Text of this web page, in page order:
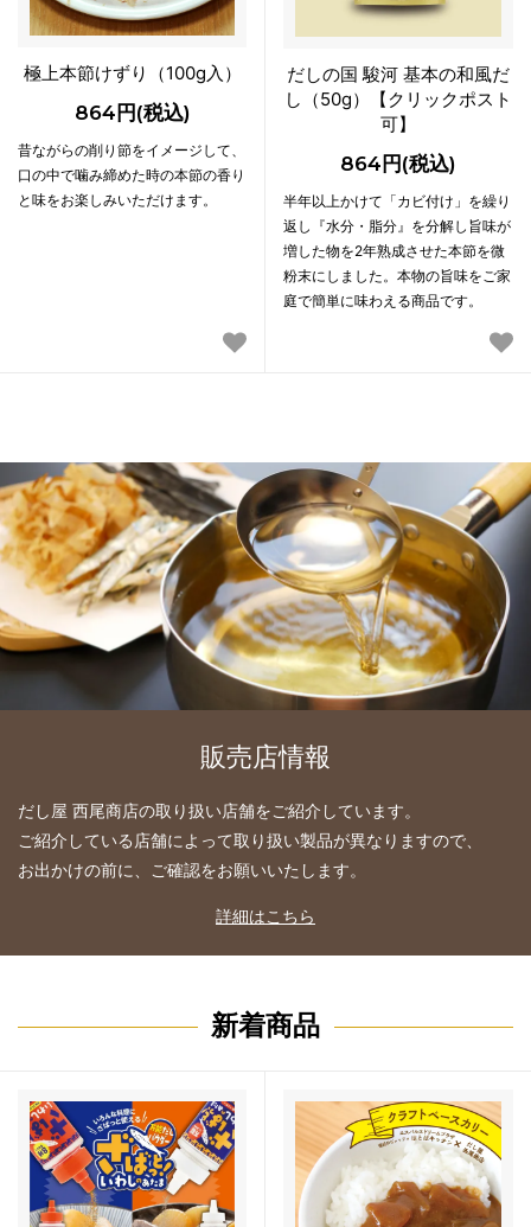
極上本節けずり（100g入）
864円(税込)
昔ながらの削り節をイメージして、
口の中で噛み締めた時の本節の香り
と味をお楽しみいただけます。
だしの国 駿河 基本の和風だ
し（50g）【クリックポスト
可】
864円(税込)
半年以上かけて「カビ付け」を繰り
返し『水分・脂分』を分解し旨味が
増した物を2年熟成させた本節を微
粉末にしました。本物の旨味をご家
庭で簡単に味わえる商品です。
販売店情報
だし屋 西尾商店の取り扱い店舗をご紹介しています。
ご紹介している店舗によって取り扱い製品が異なりますので、
お出かけの前に、ご確認をお願いいたします。
詳細はこちら
新着商品